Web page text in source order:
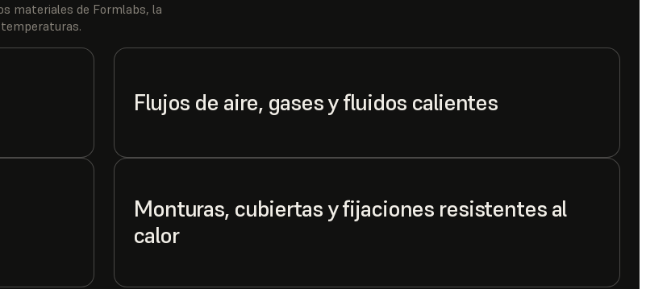
materiales de Formlabs, la
Flujos de aire, gases y fluidos calientes
Monturas, cubiertas y fijaciones resistentes al
calor